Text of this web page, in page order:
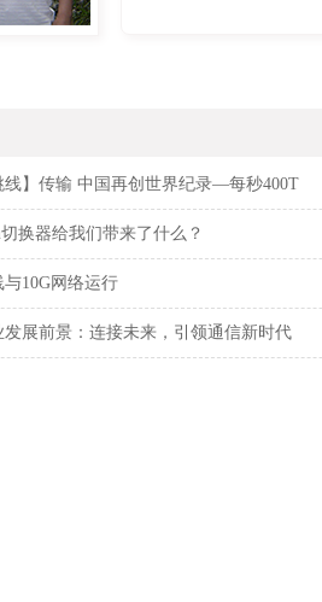
线】传输 中国再创世界纪录—每秒400T
换器给我们带来了什么？
10G网络运行
发展前景：连接未来，引领通信新时代